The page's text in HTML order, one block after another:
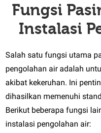
Fungsi
Instalasi
Salah satu fungsi utama
pengolahan air adalah
akibat kekeruhan. Ini
dihasilkan memenuhi
Berikut beberapa fungsi
instalasi pengolahan air: